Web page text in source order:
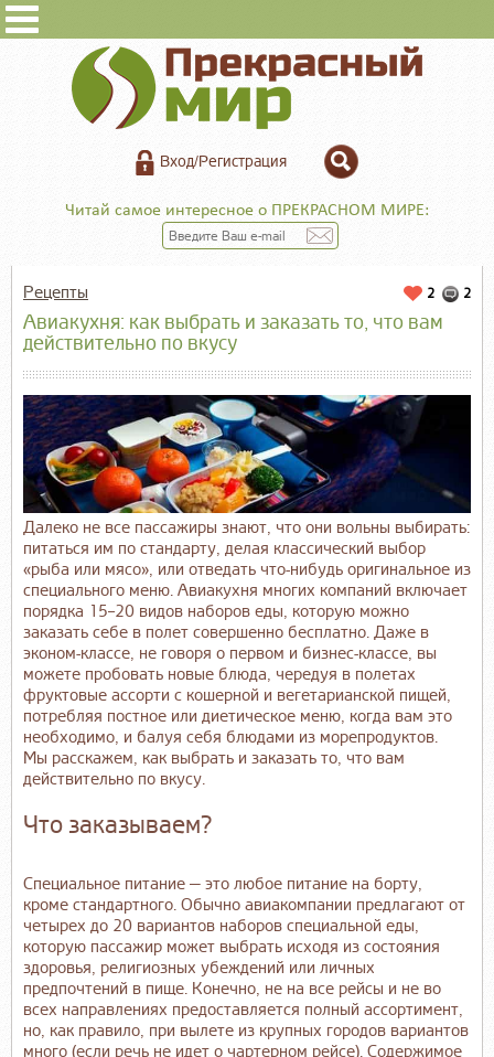
Вход/Регистрация
Читай самое интересное о ПРЕКРАСНОМ МИРЕ:
2
2
Рецепты
Авиакухня: как выбрать и заказать то, что вам
действительно по вкусу
Далеко не все пассажиры знают, что они вольны выбирать:
питаться им по стандарту, делая классический выбор
«рыба или мясо», или отведать что-нибудь оригинальное из
специального меню. Авиакухня многих компаний включает
порядка 15–20 видов наборов еды, которую можно
заказать себе в полет совершенно бесплатно. Даже в
эконом-классе, не говоря о первом и бизнес-классе, вы
можете пробовать новые блюда, чередуя в полетах
фруктовые ассорти с кошерной и вегетарианской пищей,
потребляя постное или диетическое меню, когда вам это
необходимо, и балуя себя блюдами из морепродуктов.
Мы расскажем, как выбрать и заказать то, что вам
действительно по вкусу.
Что заказываем?
Специальное питание — это любое питание на борту,
кроме стандартного. Обычно авиакомпании предлагают от
четырех до 20 вариантов наборов специальной еды,
которую пассажир может выбрать исходя из состояния
здоровья, религиозных убеждений или личных
предпочтений в пище. Конечно, не на все рейсы и не во
всех направлениях предоставляется полный ассортимент,
но, как правило, при вылете из крупных городов вариантов
много (если речь не идет о чартерном рейсе). Содержимое